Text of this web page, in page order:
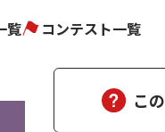
覧 コンテスト一覧
こ